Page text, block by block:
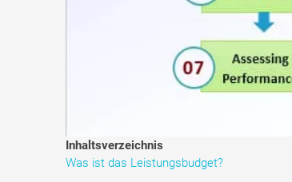
Inhaltsverzeichnis
Was ist das Leistungsbudget?